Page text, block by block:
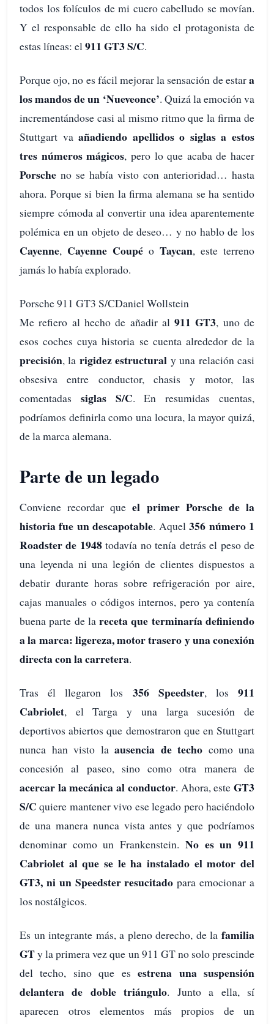
todos los folículos de mi cuero cabelludo se movían.
Y el responsable de ello ha sido el protagonista de
estas líneas: el911 GT3 S/C.
Porque ojo, no es fácil mejorar la sensación de estara
los mandos de un ‘Nueveonce’. Quizá la emoción va
incrementándose casi al mismo ritmo que la firma de
Stuttgart vaañadiendo apellidos o siglas a estos
tres números mágicos, pero lo que acaba de hacer
Porsche no se había visto con anterioridad… hasta
ahora. Porque si bien la firma alemana se ha sentido
siempre cómoda al convertir una idea aparentemente
polémica en un objeto de deseo… y no hablo de los
Cayenne, Cayenne Coupé o Taycan, este terreno
jamás lo había explorado.
Porsche 911 GT3 S/CDaniel Wollstein
Me refiero al hecho de añadir al911 GT3, uno de
esos coches cuya historia se cuenta alrededor de la
precisión, la rigidez estructural y una relación casi
obsesiva entre conductor, chasis y motor, las
comentadas siglas S/C. En resumidas cuentas,
podríamos definirla como una locura, la mayor quizá,
de la marca alemana.
Parte de un legado
Conviene recordar queel primer Porsche de la
historia fue un descapotable. Aquel356 número 1
Roadster de 1948todavía no tenía detrás el peso de
una leyenda ni una legión de clientes dispuestos a
debatir durante horas sobre refrigeración por aire,
cajas manuales o códigos internos, pero ya contenía
buena parte de lareceta que terminaría definiendo
a la marca: ligereza, motor trasero y una conexión
directa con la carretera.
Tras él llegaron los 356 Speedster, los 911
Cabriolet, el Targa y una larga sucesión de
deportivos abiertos que demostraron que en Stuttgart
nunca han visto laausencia de techo como una
concesión al paseo, sino como otra manera de
acercar la mecánica al conductor. Ahora, esteGT3
S/C quiere mantener vivo ese legado pero haciéndolo
de una manera nunca vista antes y que podríamos
denominar como un Frankenstein. No es un 911
Cabriolet al que se le ha instalado el motor del
GT3, ni un Speedster resucitado para emocionar a
los nostálgicos.
Es un integrante más, a pleno derecho, de la familia
GTy la primera vez que un 911 GT no solo prescinde
del techo, sino que esestrena una suspensión
delantera de doble triángulo. Junto a ella, sí
aparecen otros elementos más propios de un